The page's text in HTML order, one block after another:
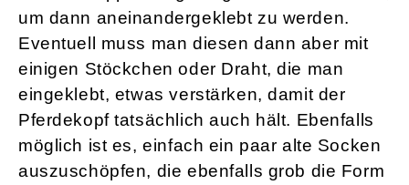
um dann aneinandergeklebt zu werden.
Eventuell muss man diesen dann aber mit
einigen Stöckchen oder Draht, die man
eingeklebt, etwas verstärken, damit der
Pferdekopf tatsächlich auch hält. Ebenfalls
möglich ist es, einfach ein paar alte Socken
auszuschöpfen, die ebenfalls grob die Form